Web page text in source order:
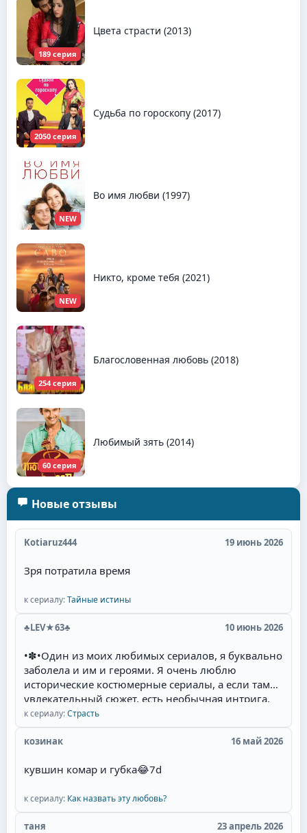
189 серия
Цвета страсти (2013)
2050 серия
Судьба по гороскопу (2017)
NEW
Во имя любви (1997)
NEW
Никто, кроме тебя (2021)
254 серия
Благословенная любовь (2018)
60 серия
Любимый зять (2014)
Новые отзывы
Kotiaruz444 19 июнь 2026
Зря потратила время
к сериалу:Тайные истины
♣LEV★63♣ 10 июнь 2026
•✽•Один из моих любимых сериалов, я буквально
заболела и им и героями. Я очень люблю
исторические костюмерные сериалы, а если там
увлекательный сюжет, есть необычная интрига,
красивые талантливые актёры(Фернандо Колунга,
Себастьян Рульи, Уильям Леви) и их
великолепная игра, то для меня наслаждение
захватывающий сюжет, съёмки в живописных
полное соответствие эпохе, великолепные наряды
актёров и конечно любимая тема в романах и
сериалах- ненависть перерастающая в бешеную
к сериалу:Страсть
козинак 16 май 2026
кувшин комар и губка😂7d
к сериалу: Как назвать эту любовь?
таня 23 апрель 2026